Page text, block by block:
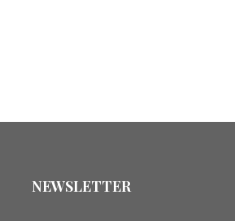
NEWSLETTER